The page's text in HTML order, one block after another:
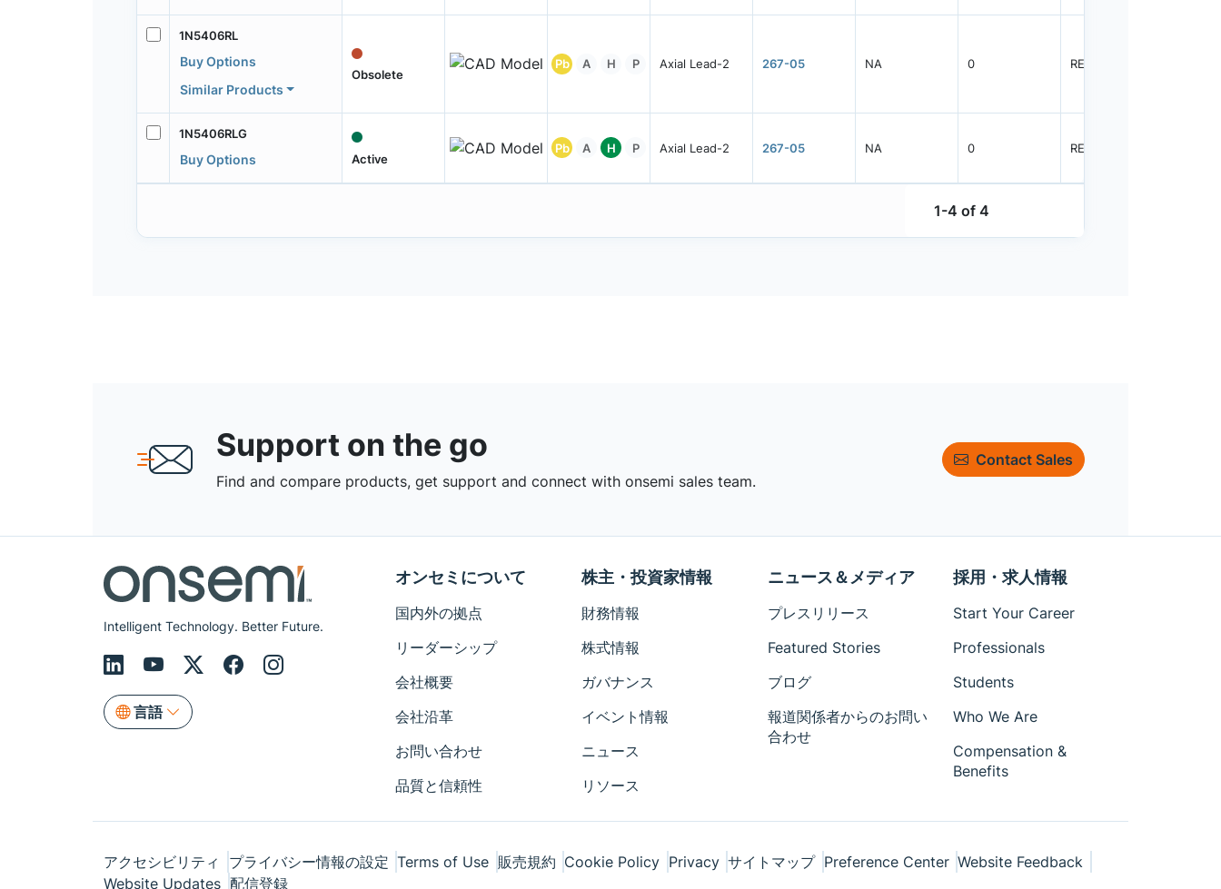
1N5406RL
Buy Options
Similar Products
Obsolete
Pb A H P Axial Lead-2 267-05 NA 0 REEL
1N5406RLG
Buy Options Active
Pb A H P Axial Lead-2 267-05 NA 0 REEL
1-4 of 4
Support on the go
Find and compare products, get support and connect with onsemi sales team.
Contact Sales
Intelligent Technology. Better Future.
言語
オンセミについて
国内外の拠点
リーダーシップ
会社概要
会社沿革
お問い合わせ
品質と信頼性
株主・投資家情報
財務情報
株式情報
ガバナンス
イベント情報
ニュース
リソース
ニュース＆メディア
プレスリリース
Featured Stories
ブログ
報道関係者からのお問い
合わせ
採用・求人情報
Start Your Career
Professionals
Students
Who We Are
Compensation &
Benefits
アクセシビリティ プライバシー情報の設定 Terms of Use 販売規約 Cookie Policy Privacy サイトマップ Preference Center Website Feedback
Website Updates 配信登録